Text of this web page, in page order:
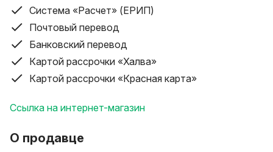
x1, 2xM.2
_____________________________________________________________
X-Trade - занимаемся сборкой ПК как из новых так и
б/у комплектующих с гарантией.
Большой выбор б/у комплектующих и компьютеров
смотрите в нашем профиле.
УСЛОВИЯ ПОКУПКИ:
* РАССРОЧКА по картам рассрочки:
Система «Расчет» (ЕРИП)
Почтовый перевод
Банковский перевод
Картой рассрочки «Халва»
Картой рассрочки «Красная карта»
Ссылка на интернет-магазин
О продавце